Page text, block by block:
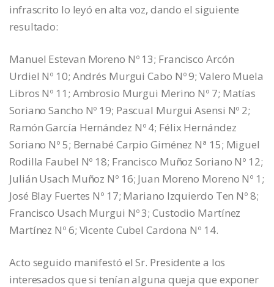
infrascrito lo leyó en alta voz, dando el siguiente
resultado:
Manuel Estevan Moreno Nº 13; Francisco Arcón
Urdiel Nº 10; Andrés Murgui Cabo Nº 9; Valero Muela
Libros Nº 11; Ambrosio Murgui Merino Nº 7; Matías
Soriano Sancho Nº 19; Pascual Murgui Asensi Nº 2;
Ramón García Hernández Nº 4; Félix Hernández
Soriano Nº 5; Bernabé Carpio Giménez Nª 15; Miguel
Rodilla Faubel Nº 18; Francisco Muñoz Soriano Nº 12;
Julián Usach Muñoz Nº 16; Juan Moreno Moreno Nº 1;
José Blay Fuertes Nº 17; Mariano Izquierdo Ten Nº 8;
Francisco Usach Murgui Nº 3; Custodio Martínez
Martínez Nº 6; Vicente Cubel Cardona Nº 14.
Acto seguido manifestó el Sr. Presidente a los
interesados que si tenían alguna queja que exponer